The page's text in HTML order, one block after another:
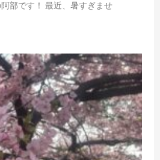
部です！ 最近、暑すぎませ